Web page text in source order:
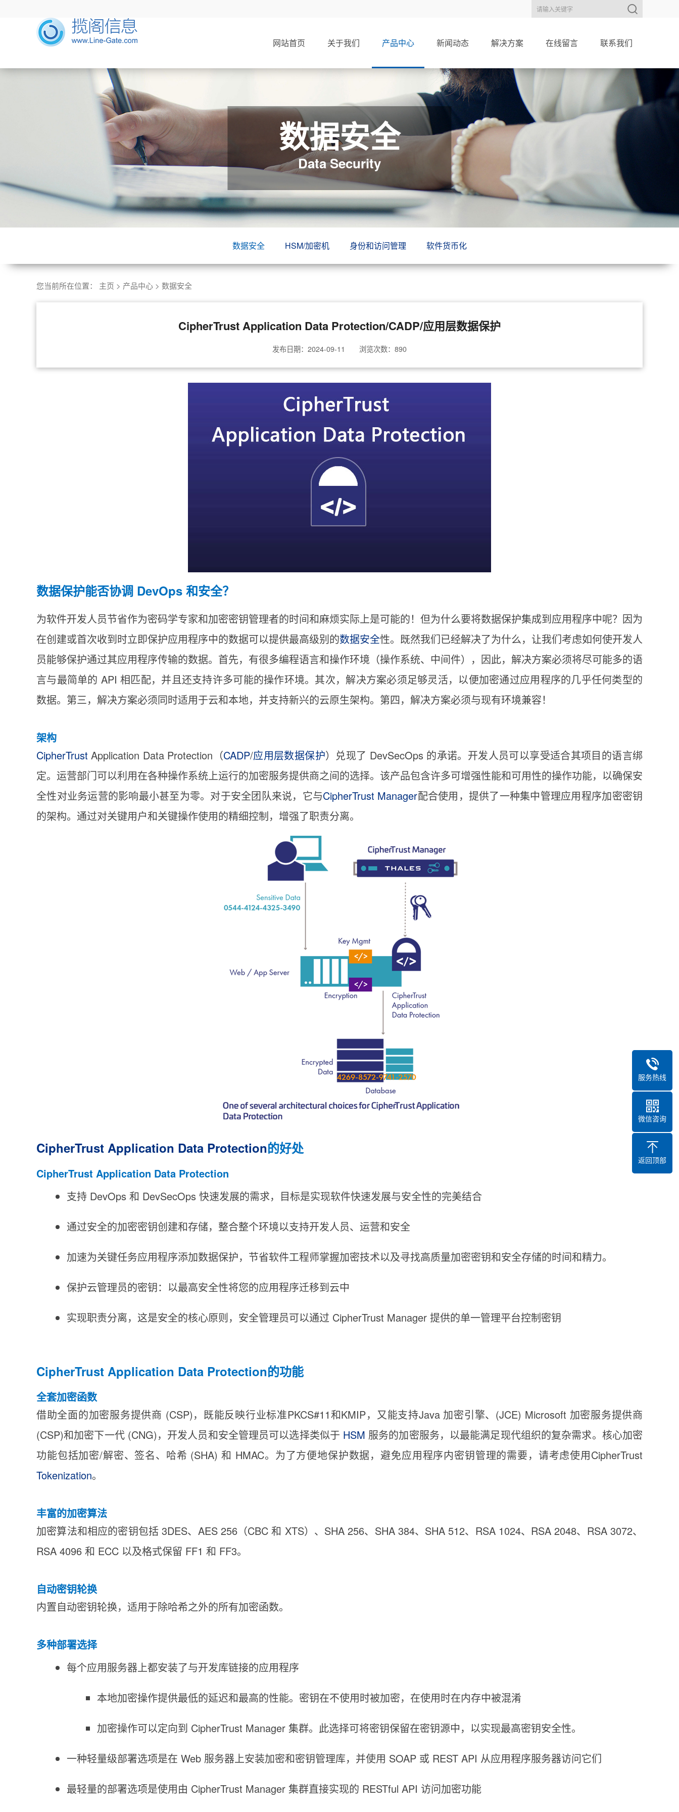
网站首页 关于我们 产品中心 新闻动态 解决方案 在线留言 联系我们
数据安全
Data Security
数据安全 HSM/加密机 身份和访问管理 软件货币化
您当前所在位置： 主页 > 产品中心 > 数据安全
CipherTrust Application Data Protection/CADP/应用层数据保护
发布日期：2024-09-11 浏览次数： 890
数据保护能否协调 DevOps 和安全？
为软件开发人员节省作为密码学专家和加密密钥管理者的时间和麻烦实际上是可能的！但为什么要将数据保护集成到应用程序中呢？因为
在创建或首次收到时立即保护应用程序中的数据可以提供最高级别的数据安全性。既然我们已经解决了为什么，让我们考虑如何使开发人
员能够保护通过其应用程序传输的数据。首先，有很多编程语言和操作环境（操作系统、中间件），因此，解决方案必须将尽可能多的语
言与最简单的 API 相匹配，并且还支持许多可能的操作环境。其次，解决方案必须足够灵活，以便加密通过应用程序的几乎任何类型的
数据。第三，解决方案必须同时适用于云和本地，并支持新兴的云原生架构。第四，解决方案必须与现有环境兼容！
架构
CipherTrust Application Data Protection（CADP/应用层数据保护）兑现了 DevSecOps 的承诺。开发人员可以享受适合其项目的语言绑
定。运营部门可以利用在各种操作系统上运行的加密服务提供商之间的选择。该产品包含许多可增强性能和可用性的操作功能，以确保安
全性对业务运营的影响最小甚至为零。对于安全团队来说，它与CipherTrust Manager配合使用，提供了一种集中管理应用程序加密密钥
的架构。通过对关键用户和关键操作使用的精细控制，增强了职责分离。
CipherTrust Application Data Protection的好处
CipherTrust Application Data Protection
支持 DevOps 和 DevSecOps 快速发展的需求，目标是实现软件快速发展与安全性的完美结合
通过安全的加密密钥创建和存储，整合整个环境以支持开发人员、运营和安全
加速为关键任务应用程序添加数据保护，节省软件工程师掌握加密技术以及寻找高质量加密密钥和安全存储的时间和精力。
保护云管理员的密钥：以最高安全性将您的应用程序迁移到云中
实现职责分离，这是安全的核心原则，安全管理员可以通过 CipherTrust Manager 提供的单一管理平台控制密钥
CipherTrust Application Data Protection的功能
全套加密函数
借助全面的加密服务提供商 (CSP)，既能反映行业标准PKCS#11和KMIP，又能支持Java 加密引擎、(JCE) Microsoft 加密服务提供商
(CSP)和加密下一代 (CNG)，开发人员和安全管理员可以选择类似于 HSM 服务的加密服务，以最能满足现代组织的复杂需求。核心加密
功能包括加密/解密、签名、哈希 (SHA) 和 HMAC。为了方便地保护数据，避免应用程序内密钥管理的需要，请考虑使用CipherTrust
Tokenization。
丰富的加密算法
加密算法和相应的密钥包括 3DES、AES 256（CBC 和 XTS）、SHA 256、SHA 384、SHA 512、RSA 1024、RSA 2048、RSA 3072、
RSA 4096 和 ECC 以及格式保留 FF1 和 FF3。
自动密钥轮换
内置自动密钥轮换，适用于除哈希之外的所有加密函数。
多种部署选择
每个应用服务器上都安装了与开发库链接的应用程序
本地加密操作提供最低的延迟和最高的性能。密钥在不使用时被加密，在使用时在内存中被混淆
加密操作可以定向到 CipherTrust Manager 集群。此选择可将密钥保留在密钥源中，以实现最高密钥安全性。
一种轻量级部署选项是在 Web 服务器上安装加密和密钥管理库，并使用 SOAP 或 REST API 从应用程序服务器访问它们
最轻量的部署选项是使用由 CipherTrust Manager 集群直接实现的 RESTful API 访问加密功能
服务热线
微信咨询
返回顶部